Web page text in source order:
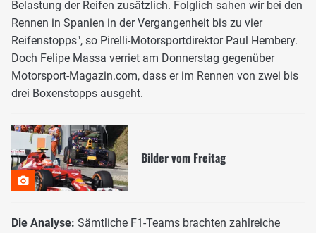
Belastung der Reifen zusätzlich. Folglich sahen wir bei den
Rennen in Spanien in der Vergangenheit bis zu vier
Reifenstopps", so Pirelli-Motorsportdirektor Paul Hembery.
Doch Felipe Massa verriet am Donnerstag gegenüber
Motorsport-Magazin.com, dass er im Rennen von zwei bis
drei Boxenstopps ausgeht.
Bilder vom Freitag
Die Analyse: Sämtliche F1-Teams brachten zahlreiche